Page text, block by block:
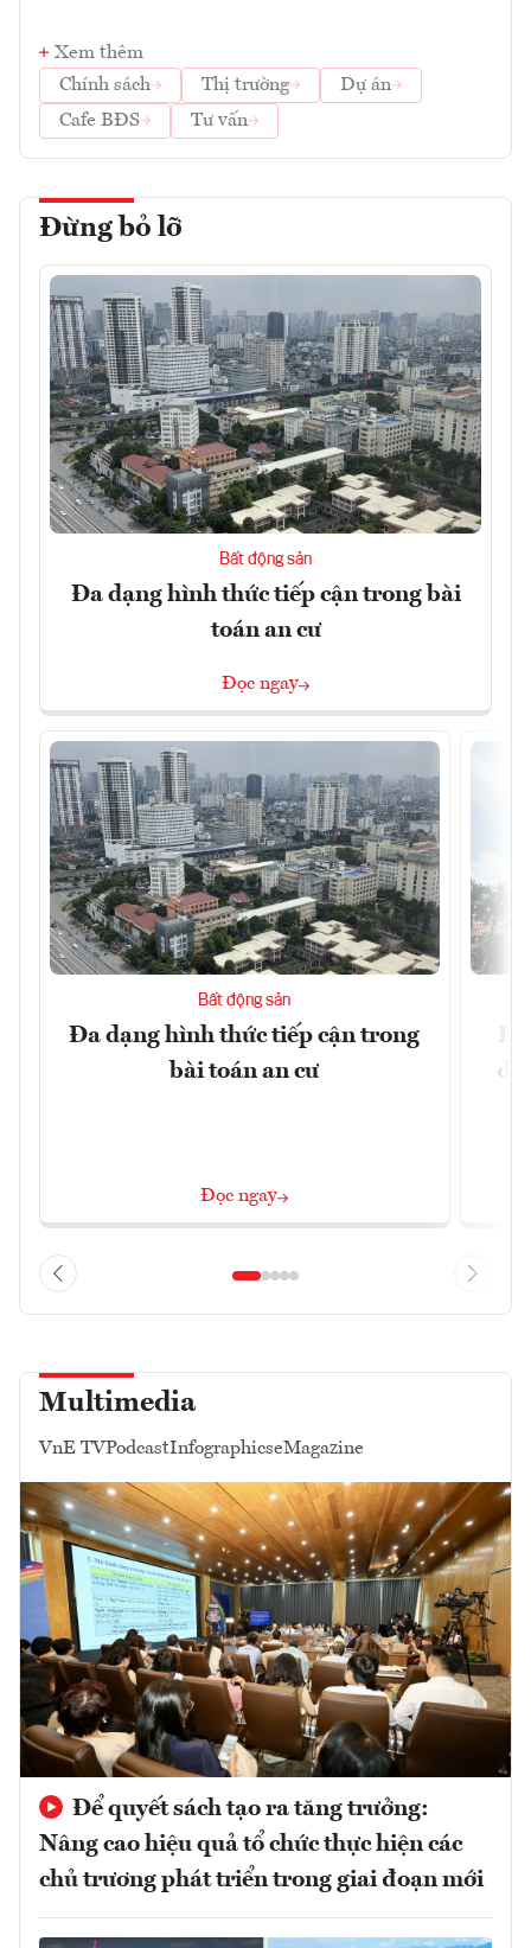
Xem thêm
Chính sách
Thị trường
Dự án
Cafe BĐS
Tư vấn
Đừng bỏ lỡ
Bất động sản
Đa dạng hình thức tiếp cận trong bài
toán an cư
Đọc ngay
Bất động sản
Đa dạng hình thức tiếp cận trong
bài toán an cư
Đọc ngay
Multimedia
VnE TVPodcastInfographicseMagazine
Để quyết sách tạo ra tăng trưởng:
Nâng cao hiệu quả tổ chức thực hiện các
chủ trương phát triển trong giai đoạn mới